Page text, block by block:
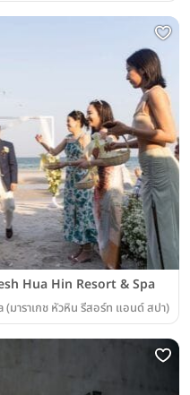
Hua Hin Resort & Spa
าราเกช หัวหิน รีสอร์ท แอนด์ สปา)